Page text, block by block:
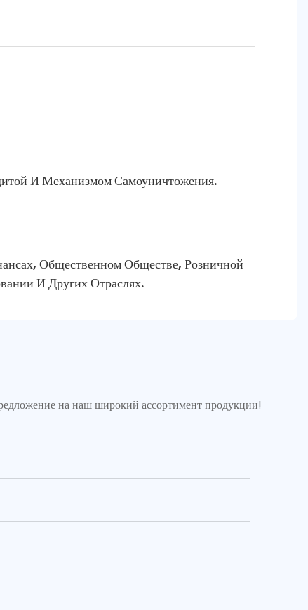
И Механизмом Самоуничтожения.
Общественном Обществе, Розничной
И Других Отраслях.
на наш широкий ассортимент продукции!